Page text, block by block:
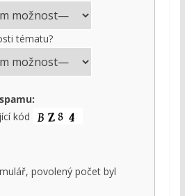
tématu?
kód
povolený počet byl